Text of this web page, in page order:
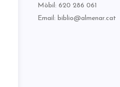
Mòbil: 620 286 061
Email: biblio@almenar.cat